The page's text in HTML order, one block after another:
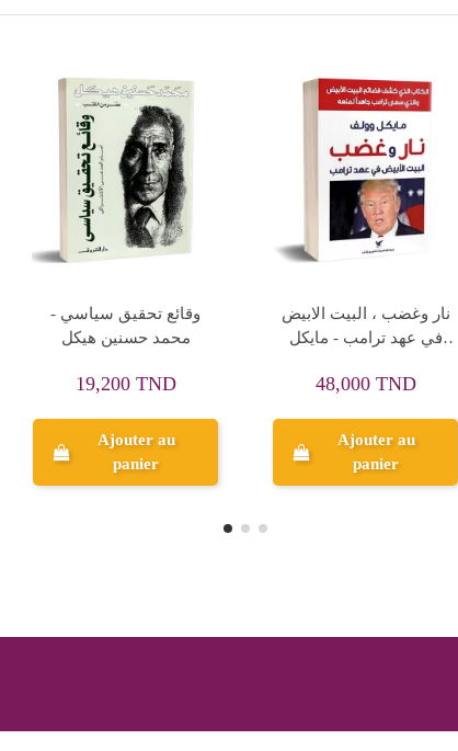
Rupture de stock
لا تنسوا
12,000 TND
Aperçu
المسيرة و المسار، ما جرى
وما ارى - احمد نجيب
30,000 TND
Ajouter au
panier